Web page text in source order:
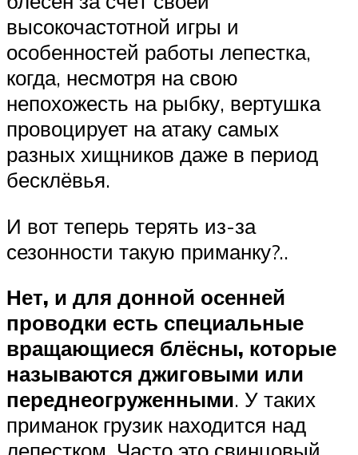
высокочастотной игры и
особенностей работы лепестка,
когда, несмотря на свою
непохожесть на рыбку, вертушка
провоцирует на атаку самых
разных хищников даже в период
бесклёвья.
И вот теперь терять из-за
сезонности такую приманку?..
Нет, и для донной осенней
проводки есть специальные
вращающиеся блёсны, которые
называются джиговыми или
переднеогруженными. У таких
приманок грузик находится над